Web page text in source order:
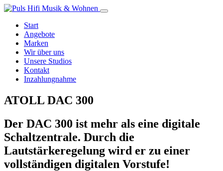
Start
Angebote
Marken
Wir über uns
Unsere Studios
Kontakt
Inzahlungnahme
ATOLL DAC 300
Der DAC 300 ist mehr als eine digitale
Schaltzentrale. Durch die
Lautstärkeregelung wird er zu einer
vollständigen digitalen Vorstufe!